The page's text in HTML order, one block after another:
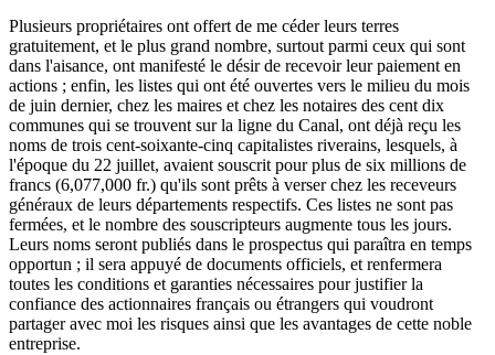
Plusieurs propriétaires ont offert de me céder leurs terres
gratuitement, et le plus grand nombre, surtout parmi ceux qui sont
dans l'aisance, ont manifesté le désir de recevoir leur paiement en
actions ; enfin, les listes qui ont été ouvertes vers le milieu du mois
de juin dernier, chez les maires et chez les notaires des cent dix
communes qui se trouvent sur la ligne du Canal, ont déjà reçu les
noms de trois cent-soixante-cinq capitalistes riverains, lesquels, à
l'époque du 22 juillet, avaient souscrit pour plus de six millions de
francs (6,077,000 fr.) qu'ils sont prêts à verser chez les receveurs
généraux de leurs départements respectifs. Ces listes ne sont pas
fermées, et le nombre des souscripteurs augmente tous les jours.
Leurs noms seront publiés dans le prospectus qui paraîtra en temps
opportun ; il sera appuyé de documents officiels, et renfermera
toutes les conditions et garanties nécessaires pour justifier la
confiance des actionnaires français ou étrangers qui voudront
partager avec moi les risques ainsi que les avantages de cette noble
entreprise.